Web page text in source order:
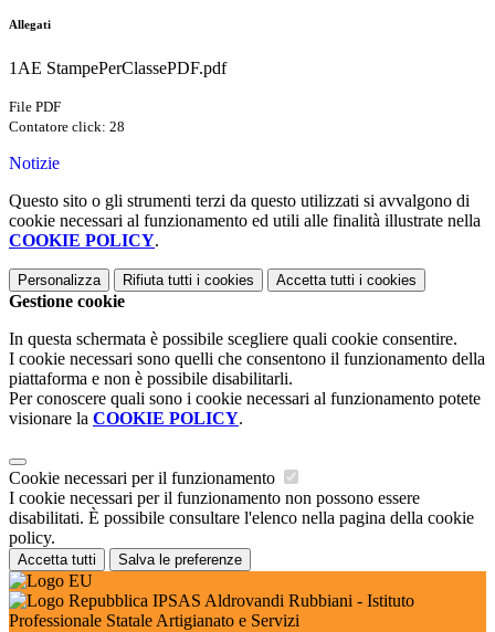
Allegati
1AE StampePerClassePDF.pdf
File PDF
Contatore click: 28
Notizie
Questo sito o gli strumenti terzi da questo utilizzati si avvalgono di
cookie necessari al funzionamento ed utili alle finalità illustrate nella
COOKIE POLICY.
Personalizza Rifiuta tutti i cookies Accetta tutti i cookies
Gestione cookie
In questa schermata è possibile scegliere quali cookie consentire.
I cookie necessari sono quelli che consentono il funzionamento della
piattaforma e non è possibile disabilitarli.
Per conoscere quali sono i cookie necessari al funzionamento potete
visionare la COOKIE POLICY.
Cookie necessari per il funzionamento
I cookie necessari per il funzionamento non possono essere
disabilitati. È possibile consultare l'elenco nella pagina della cookie
policy.
Accetta tutti Salva le preferenze
IPSAS Aldrovandi Rubbiani - Istituto
Professionale Statale Artigianato e Servizi